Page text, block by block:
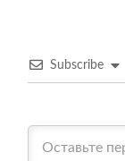
Subscribe